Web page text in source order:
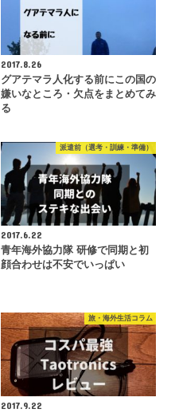
2017.8.26
グアテマラ人化する前にこの国の
嫌いなところ・欠点をまとめてみ
る
派遣前（選考・訓練・準備）
2017.6.22
青年海外協力隊 研修で同期と初
顔合わせは不安でいっぱい
旅・海外生活コラム
2017.9.22